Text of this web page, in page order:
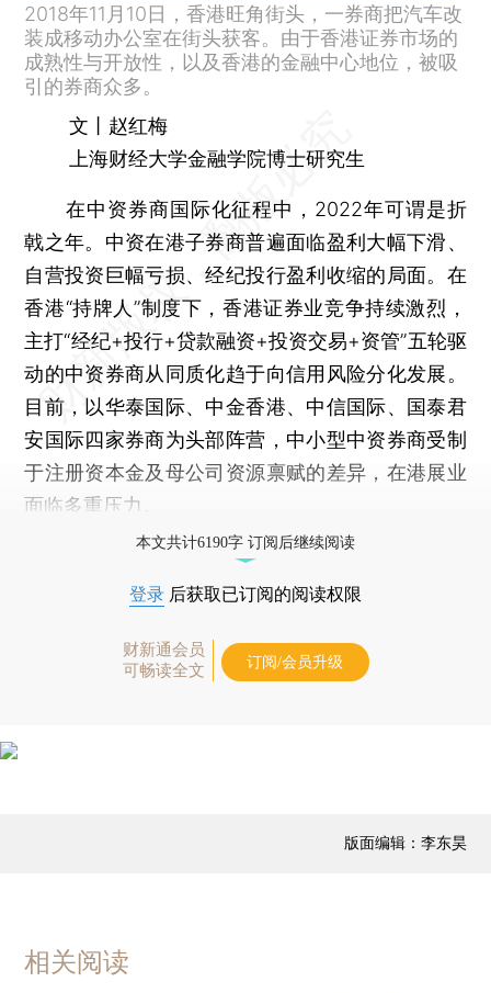
2018年11月10日，香港旺角街头，一券商把汽车改
装成移动办公室在街头获客。由于香港证券市场的
成熟性与开放性，以及香港的金融中心地位，被吸
引的券商众多。
文丨赵红梅
上海财经大学金融学院博士研究生
在中资券商国际化征程中，2022年可谓是折
戟之年。中资在港子券商普遍面临盈利大幅下滑、
自营投资巨幅亏损、经纪投行盈利收缩的局面。在
香港“持牌人”制度下，香港证券业竞争持续激烈，
主打“经纪+投行+贷款融资+投资交易+资管”五轮驱
动的中资券商从同质化趋于向信用风险分化发展。
目前，以华泰国际、中金香港、中信国际、国泰君
安国际四家券商为头部阵营，中小型中资券商受制
于注册资本金及母公司资源禀赋的差异，在港展业
面临多重压力。
本文共计6190字 订阅后继续阅读
登录 后获取已订阅的阅读权限
财新通会员
可畅读全文
订阅/会员升级
版面编辑：李东昊
相关阅读